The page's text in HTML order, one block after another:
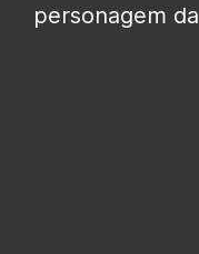
personagem